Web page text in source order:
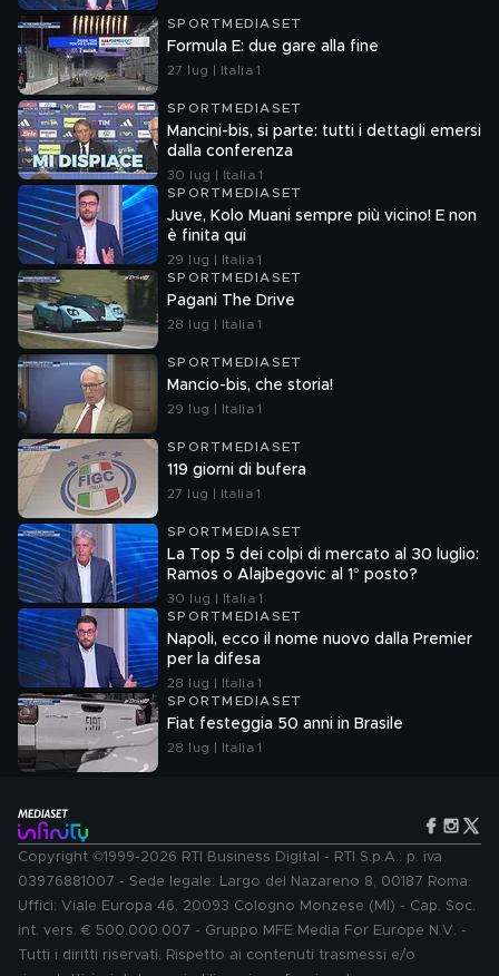
SPORTMEDIASET
Formula E: due gare alla fine
27 lug | Italia 1
SPORTMEDIASET
Mancini-bis, si parte: tutti i dettagli emersi
dalla conferenza
30 lug | Italia 1
SPORTMEDIASET
Juve, Kolo Muani sempre più vicino! E non
è finita qui
29 lug | Italia 1
SPORTMEDIASET
Pagani The Drive
28 lug | Italia 1
SPORTMEDIASET
Mancio-bis, che storia!
29 lug | Italia 1
SPORTMEDIASET
119 giorni di bufera
27 lug | Italia 1
SPORTMEDIASET
La Top 5 dei colpi di mercato al 30 luglio:
Ramos o Alajbegovic al 1° posto?
30 lug | Italia 1
SPORTMEDIASET
Napoli, ecco il nome nuovo dalla Premier
per la difesa
28 lug | Italia 1
SPORTMEDIASET
Fiat festeggia 50 anni in Brasile
28 lug | Italia 1
Copyright ©1999-2026 RTI Business Digital - RTI S.p.A.: p. iva
03976881007 - Sede legale: Largo del Nazareno 8, 00187 Roma.
Uffici: Viale Europa 46, 20093 Cologno Monzese (MI) - Cap. Soc.
int. vers. € 500.000.007 - Gruppo MFE Media For Europe N.V. -
Tutti i diritti riservati. Rispetto ai contenuti trasmessi e/o